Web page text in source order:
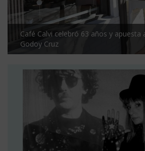
Café Calvi celebró 63 años y apuesta
Godoy Cruz